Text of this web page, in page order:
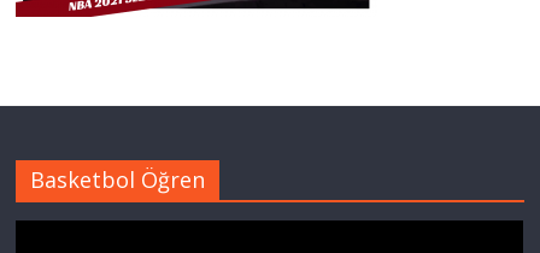
Basketbol Öğren